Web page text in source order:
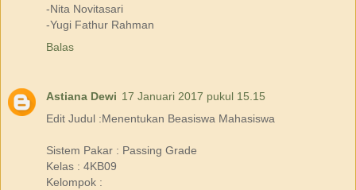
-Nita Novitasari
-Yugi Fathur Rahman
Balas
Astiana Dewi 17 Januari 2017 pukul 15.15
Edit Judul :Menentukan Beasiswa Mahasiswa
Sistem Pakar : Passing Grade
Kelas : 4KB09
Kelompok :